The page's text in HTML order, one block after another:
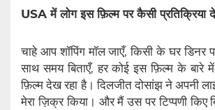
USA में लोग इस फ़िल्म पर कैसी प्रतिक्रिया
चाहे आप शॉपिंग मॉल जाएँ, किसी के घर डिनर
साथ समय बिताएँ, हर कोई इस फ़िल्म के बारे
फ़िल्म देख रहा है। दिलजीत दोसांझ ने अपनी
मेरा ज़िक्र किया। और मैं उस पर टिप्पणी किए